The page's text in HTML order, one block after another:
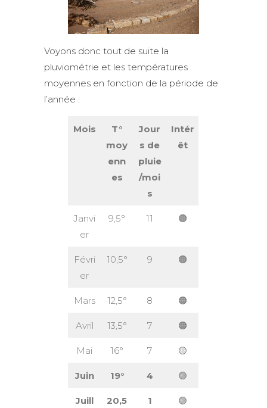
Voyons donc tout de suite la
pluviométrie et les températures
moyennes en fonction de la période de
l’année :
Mois
T°
moy
enn
es
Jour
s de
pluie
/moi
s
Intér
êt
Janvi
er
9,5° 11 🟠
Févri
er
10,5° 9 🟠
Mars 12,5° 8 🟠
Avril 13,5° 7 🟠
Mai 16° 7 🟡
Juin 19° 4 🟢
Juill
20,5
1 🟢